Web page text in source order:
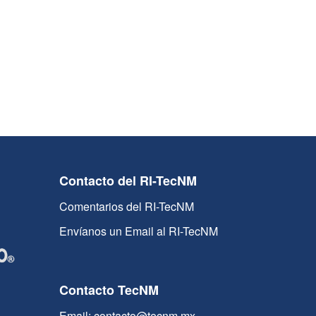
Contacto del RI-TecNM
Comentarios del RI-TecNM
Envíanos un Email al RI-TecNM
Contacto TecNM